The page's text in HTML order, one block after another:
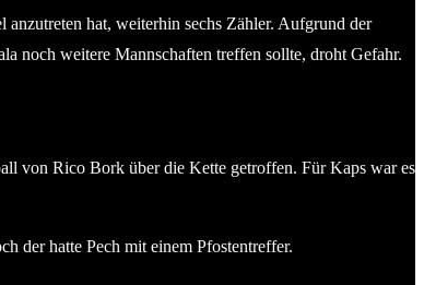
hat, weiterhin sechs Zähler. Aufgrund der
noch weitere Mannschaften treffen sollte, droht Gefahr.
von Rico Bork über die Kette getroffen. Für Kaps war es
der hatte Pech mit einem Pfostentreffer.